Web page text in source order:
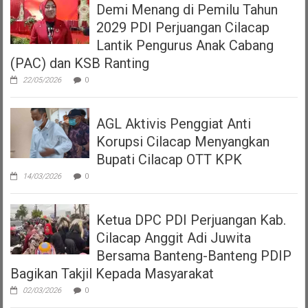
Demi Menang di Pemilu Tahun
2029 PDI Perjuangan Cilacap
Lantik Pengurus Anak Cabang
(PAC) dan KSB Ranting
22/05/2026 0
AGL Aktivis Penggiat Anti
Korupsi Cilacap Menyangkan
Bupati Cilacap OTT KPK
14/03/2026 0
Ketua DPC PDI Perjuangan Kab.
Cilacap Anggit Adi Juwita
Bersama Banteng-Banteng PDIP
Bagikan Takjil Kepada Masyarakat
02/03/2026 0